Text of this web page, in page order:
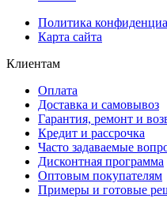
Политика
Карта сайта
Клиентам
Оплата
Доставка и самовывоз
Гарантия, ремонт и
Кредит и рассрочка
Часто задаваемые
Дисконтная программа
Оптовым покупателям
Примеры и готовые